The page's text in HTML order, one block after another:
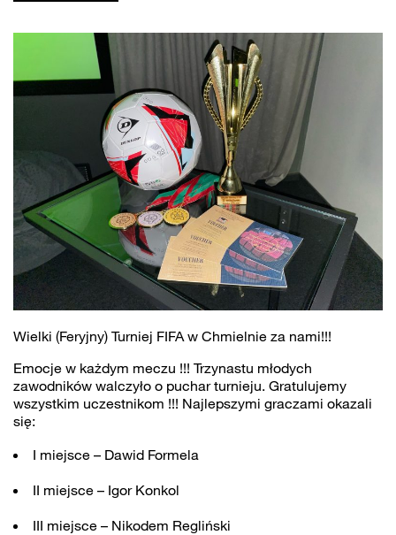
Wielki (Feryjny) Turniej FIFA w Chmielnie za nami!!!
Emocje w każdym meczu !!! Trzynastu młodych
zawodników walczyło o puchar turnieju. Gratulujemy
wszystkim uczestnikom !!! Najlepszymi graczami okazali
się:
I miejsce – Dawid Formela
II miejsce – Igor Konkol
III miejsce – Nikodem Regliński